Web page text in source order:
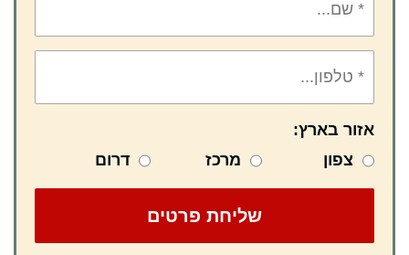
אזור בארץ:
צפון
מרכז דרום